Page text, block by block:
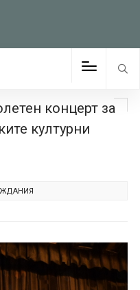
концерт за
културни